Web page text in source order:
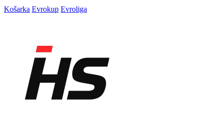
Košarka Evrokup Evroliga